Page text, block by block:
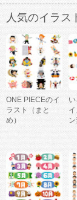
人気のイラス
ONE PIECEのイ
ラスト（まと
め）